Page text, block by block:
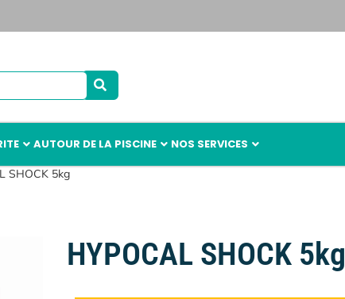
AUTOUR DE LA PISCINE NOS SERVICES
SHOCK 5kg
HYPOCAL SHOCK 5kg